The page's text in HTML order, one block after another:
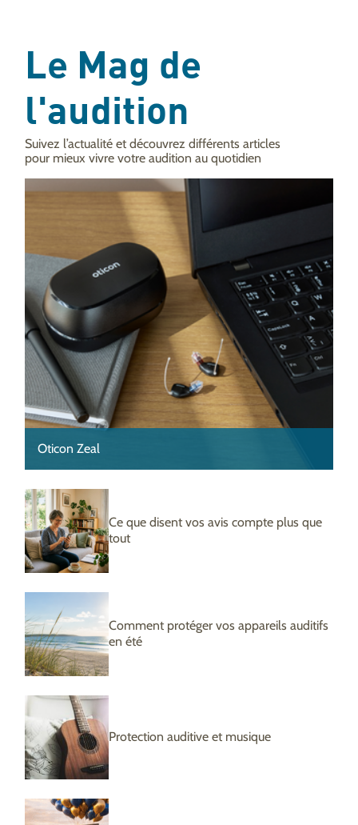
Le Mag de
l'audition
Suivez l’actualité et découvrez différents articles
pour mieux vivre votre audition au quotidien
Oticon Zeal
Ce que disent vos avis compte plus que
tout
Comment protéger vos appareils auditifs
en été
Protection auditive et musique